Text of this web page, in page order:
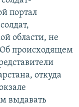
портал
области, не
Об происходящем
откуда
выдавать